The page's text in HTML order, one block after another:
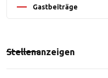
Gastbeiträge
Stellenanzeigen